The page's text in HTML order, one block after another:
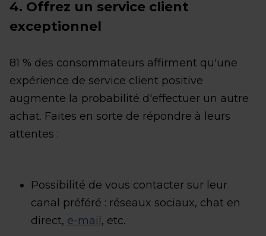
4. Offrez un service client
exceptionnel
81 % des consommateurs affirment qu'une
expérience de service client positive
augmente la probabilité d'effectuer un autre
achat. Faites en sorte de répondre à leurs
attentes :
Possibilité de vous contacter sur leur
canal préféré : réseaux sociaux, chat en
direct, e-mail, etc.